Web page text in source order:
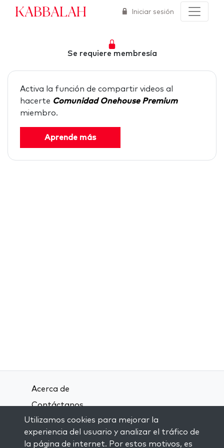
Kabbalah Iniciar sesión
Se requiere membresía
Activa la función de compartir videos al
hacerte Comunidad Onehouse Premium
miembro.
Aprende más
Acerca de
Contáctanos
Términos y condiciones
Política de privacidad
Utilizamos cookies para mejorar la
experiencia del usuario y analizar el tráfico de
la página de internet. Por estos motivos, es